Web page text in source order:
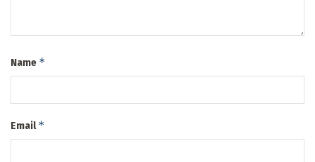
Name *
Email*